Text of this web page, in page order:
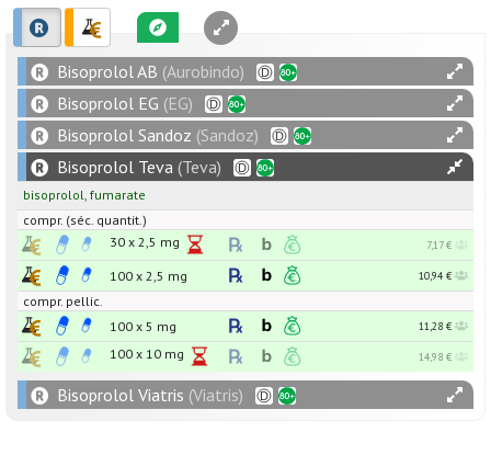
Bisoprolol AB (Aurobindo)
Bisoprolol EG (EG)
Bisoprolol Sandoz (Sandoz)
Bisoprolol Teva (Teva)
bisoprolol, fumarate
compr. (séc. quantit.)
30 x 2,5 mg 7,17 €
100 x 2,5 mg 10,94 €
compr. pellic.
100 x 5 mg 11,28 €
100 x 10 mg 14,98 €
Bisoprolol Viatris (Viatris)